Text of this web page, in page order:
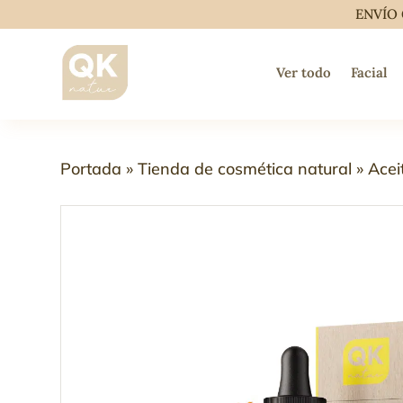
ENVÍO
Ver todo Facial
Portada »Tienda de cosmética natural »